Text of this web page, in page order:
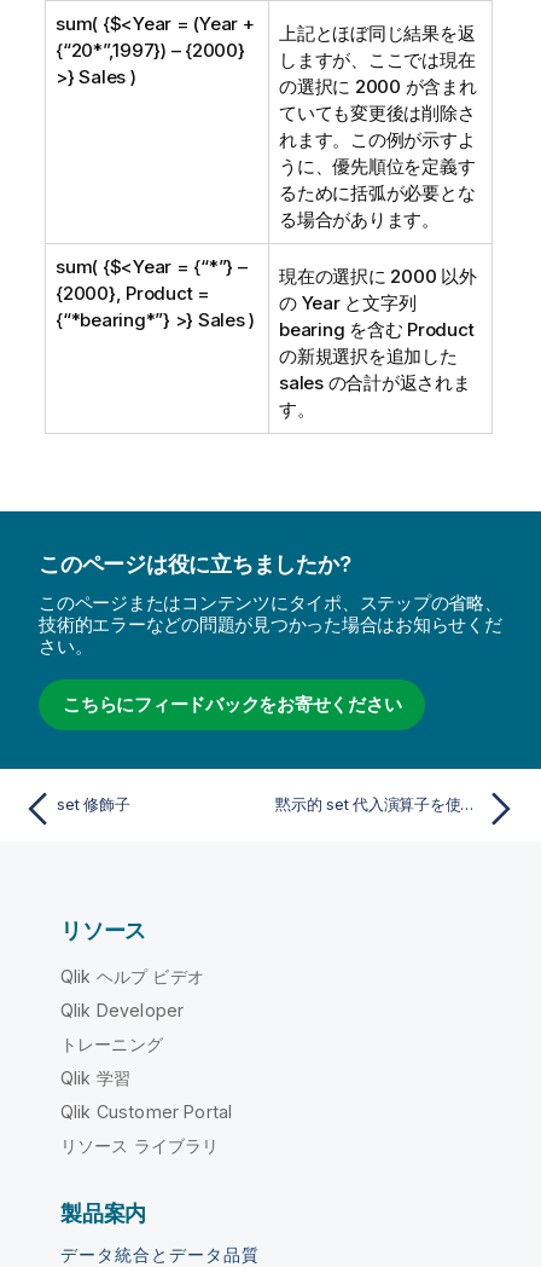
sum( {$<Year = (Year +
{“20*”,1997}) – {2000}
>} Sales )
上記とほぼ同じ結果を返
しますが、ここでは現在
の選択に 2000 が含まれ
ていても変更後は削除さ
れます。この例が示すよ
うに、優先順位を定義す
るために括弧が必要とな
る場合があります。
sum( {$<Year = {“*”} –
{2000}, Product =
{“*bearing*”} >} Sales )
現在の選択に 2000 以外
の Yearと文字列
bearing を含む Product
の新規選択を追加した
sales の合計が返されま
す。
このページは役に立ちましたか?
このページまたはコンテンツにタイポ、ステップの省略、
技術的エラーなどの問題が見つかった場合はお知らせくだ
さい。
こちらにフィードバックをお寄せください
set 修飾子 黙示的 set 代入演算子を使った set 修飾子
リソース
Qlik ヘルプ ビデオ
Qlik Developer
トレーニング
Qlik 学習
Qlik Customer Portal
リソース ライブラリ
製品案内
データ統合とデータ品質